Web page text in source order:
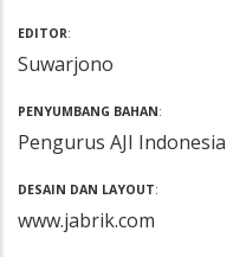
EDITOR:
Suwarjono
PENYUMBANG BAHAN:
Pengurus AJI Indonesia
DESAIN DAN LAYOUT:
www.jabrik.com